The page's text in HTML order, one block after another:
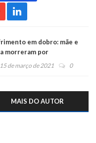
em dobro: mãe e
morreram por
15 de março de 2021 0
MAIS DO AUTOR